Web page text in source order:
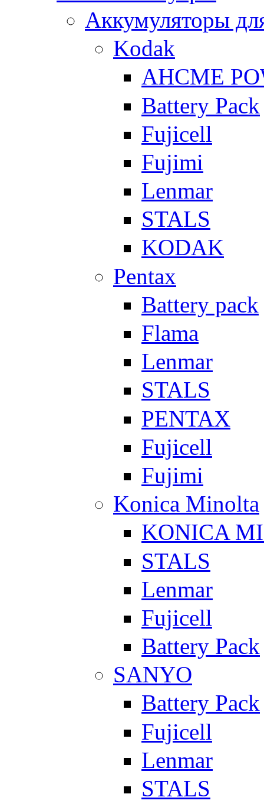
Аккумуляторы
Kodak
AHCME
Battery Pack
Fujicell
Fujimi
Lenmar
STALS
KODAK
Pentax
Battery pack
Flama
Lenmar
STALS
PENTAX
Fujicell
Fujimi
Konica Minolta
KONICA
STALS
Lenmar
Fujicell
Battery Pack
SANYO
Battery Pack
Fujicell
Lenmar
STALS